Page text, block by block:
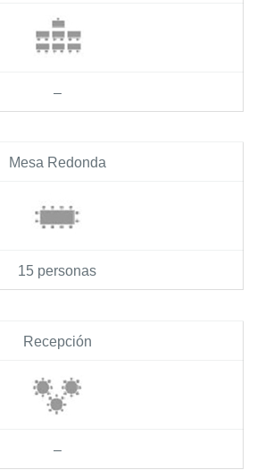
–
Mesa Redonda
15 personas
Recepción
–